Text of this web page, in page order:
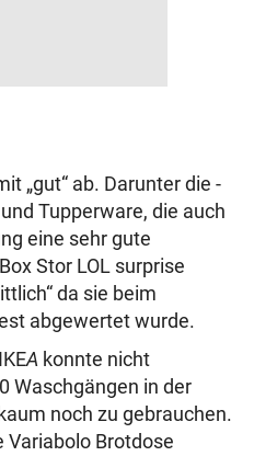
„gut“ ab. Darunter die
Tupperware, die auch
eine sehr gute
Stor LOL surprise
da sie beim
abgewertet wurde.
A konnte nicht
Waschgängen in der
noch zu gebrauchen.
Variabolo Brotdose